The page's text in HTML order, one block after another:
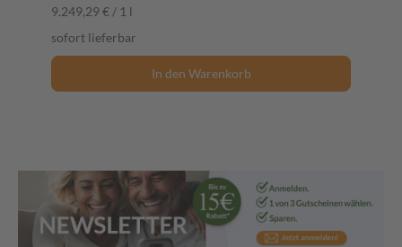
9.249,29 € / 1 l
sofort lieferbar
In den Warenkorb